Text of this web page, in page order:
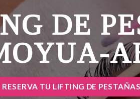
DE
RESERVA TU LIFTING DE